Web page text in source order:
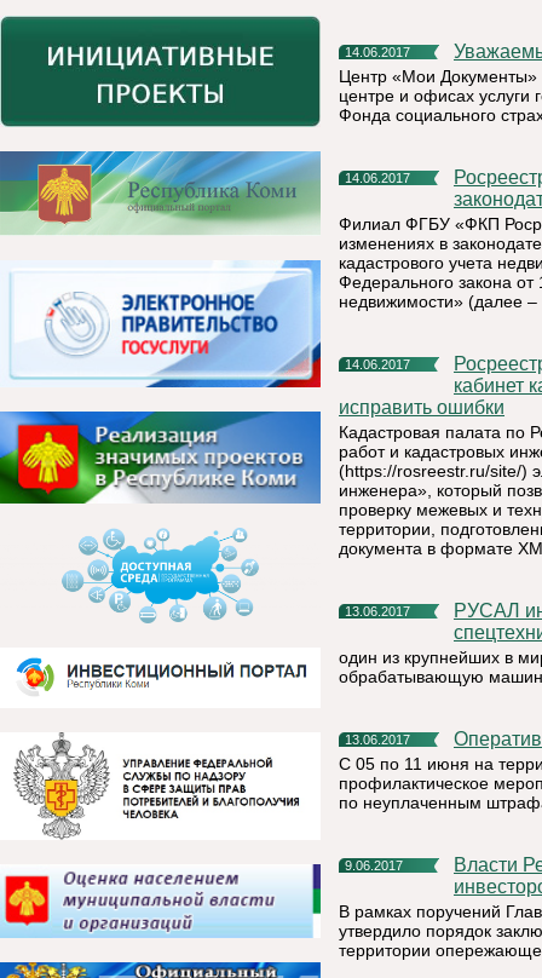
14.06.2017
Центр «Мои Документы»
центре и офисах услуги
Фонда социального
14.06.2017
Росреестр информирует о некоторых изменениях в
Филиал ФГБУ «ФКП
изменениях в
кадастрового учета
Федерального закона
недвижимости» (далее –
14.06.2017
Росреестр информирует: с помощью сервиса «Личный
кабинет
исправить ошибки
Кадастровая палата по
работ и кадастровых
(https://rosreestr.ru/site/)
инженера», который
проверку межевых и
территории,
документа в формате
13.06.2017
РУСАЛ инвестировал более $1,5 млн в собственный выпуск
один из крупнейших в
обрабатывающую
13.06.2017
С 05 по 11 июня на
профилактическое
по неуплаченным
9.06.2017
Власти Республики Коми создают условия для привлечения
В рамках поручений
утвердило порядок
территории